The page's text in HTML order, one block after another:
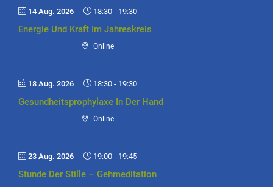
14 Aug. 2026 18:30 - 19:30
Energie Und Kraft Im Jahreskreis
Online
18 Aug. 2026 18:30 - 19:30
Gesundheitsprophylaxe In Der Hand
Online
23 Aug. 2026 19:00 - 19:45
Stunde Der Stille – Gehmeditation